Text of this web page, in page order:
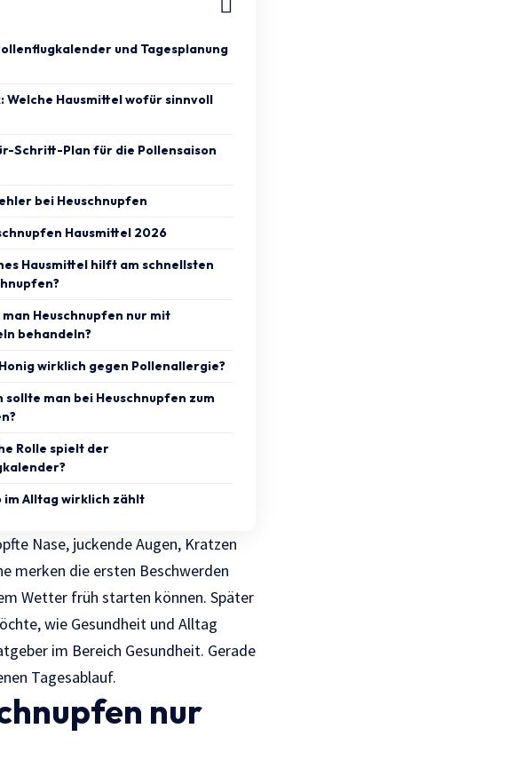
und Tagesplanung
Welche Hausmittel wofür sinnvoll
Schritt-Plan für die Pollensaison
bei Heuschnupfen
Hausmittel 2026
Hausmittel hilft am schnellsten
man Heuschnupfen nur mit
behandeln?
wirklich gegen Pollenallergie?
sollte man bei Heuschnupfen zum
Rolle spielt der
im Alltag wirklich zählt
Nase, juckende Augen, Kratzen
merken die ersten Beschwerden
Wetter früh starten können. Später
wie Gesundheit und Alltag
im Bereich Gesundheit. Gerade
Tagesablauf.
nur